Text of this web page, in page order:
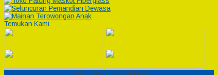
Temukan Kami